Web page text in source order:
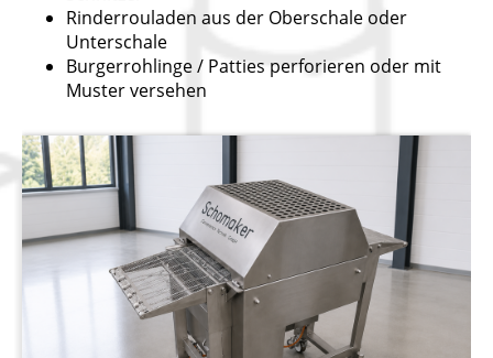
Rinderrouladen aus der Oberschale oder
Unterschale
Burgerrohlinge / Patties perforieren oder mit
Muster versehen